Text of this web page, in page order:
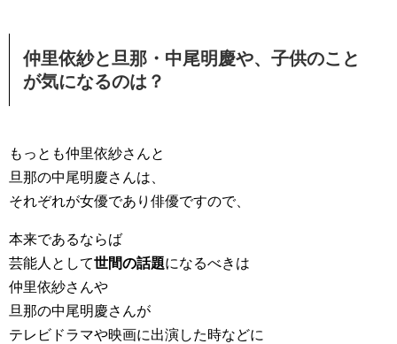
仲里依紗と旦那・中尾明慶や、子供のこと
が気になるのは？
もっとも仲里依紗さんと
旦那の中尾明慶さんは、
それぞれが女優であり俳優ですので、
本来であるならば
芸能人として世間の話題になるべきは
仲里依紗さんや
旦那の中尾明慶さんが
テレビドラマや映画に出演した時などに